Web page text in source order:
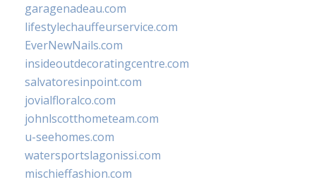
garagenadeau.com
lifestylechauffeurservice.com
EverNewNails.com
insideoutdecoratingcentre.com
salvatoresinpoint.com
jovialfloralco.com
johnlscotthometeam.com
u-seehomes.com
watersportslagonissi.com
mischieffashion.com